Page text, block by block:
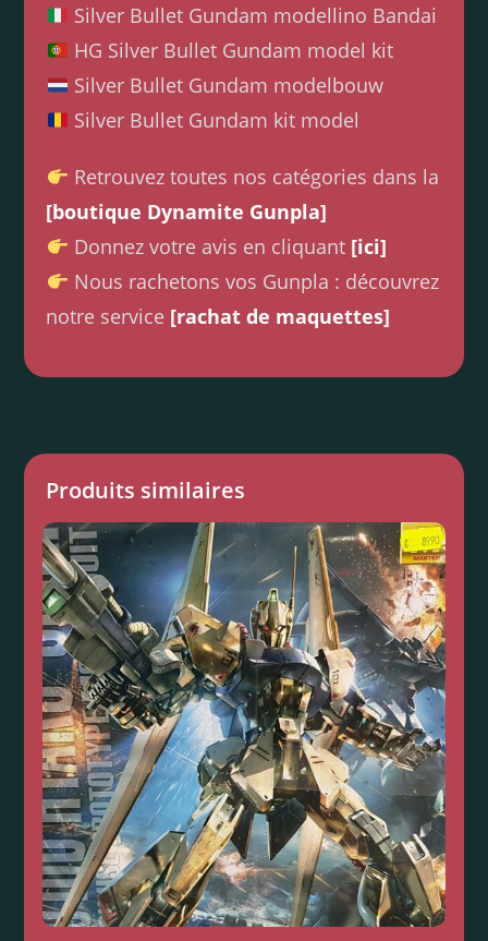
Silver Bullet Gundam modellino Bandai
HG Silver Bullet Gundam model kit
Silver Bullet Gundam modelbouw
Silver Bullet Gundam kit model
Retrouvez toutes nos catégories dans la
[boutique Dynamite Gunpla]
Donnez votre avis en cliquant [ici]
Nous rachetons vos Gunpla : découvrez
notre service [rachat de maquettes]
Produits similaires